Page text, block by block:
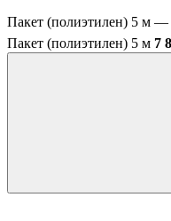
Пакет (полиэтилен) 5 м —
Пакет (полиэтилен) 5 м 7